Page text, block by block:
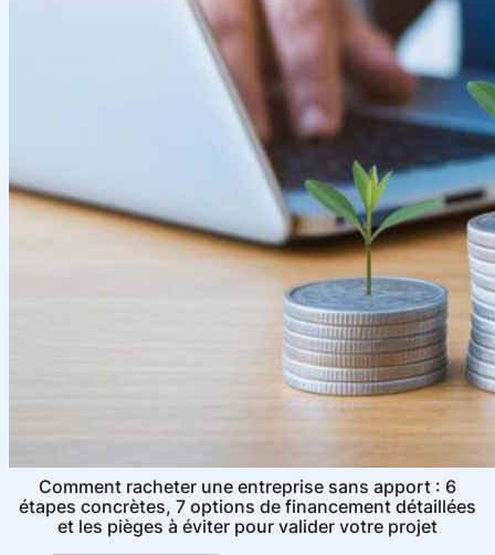
Comment racheter une entreprise sans apport : 6
étapes concrètes, 7 options de financement détaillées
et les pièges à éviter pour valider votre projet